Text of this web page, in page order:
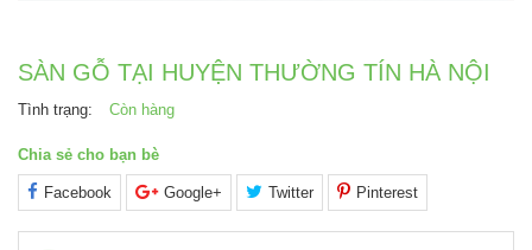
SÀN GỖ TẠI HUYỆN THƯỜNG TÍN HÀ NỘI
Tình trạng: Còn hàng
Chia sẻ cho bạn bè
Facebook Google+ Twitter Pinterest